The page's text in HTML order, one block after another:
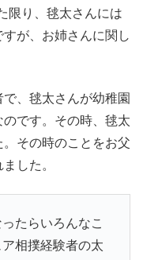
限り、毬太さんには
が、お姉さんに関し
、毬太さんが幼稚園
です。その時、毬太
その時のことをお父
した。
たらいろんなこ
相撲経験者の太